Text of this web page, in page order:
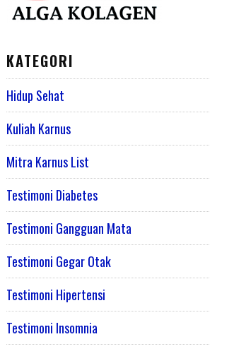
KATEGORI
Hidup Sehat
Kuliah Karnus
Mitra Karnus List
Testimoni Diabetes
Testimoni Gangguan Mata
Testimoni Gegar Otak
Testimoni Hipertensi
Testimoni Insomnia